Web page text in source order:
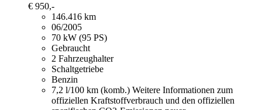
€ 950,-
146.416 km
06/2005
70 kW (95 PS)
Gebraucht
2 Fahrzeughalter
Schaltgetriebe
Benzin
7,2 l/100 km (komb.) Weitere Informationen zum
offiziellen Kraftstoffverbrauch und den offiziellen